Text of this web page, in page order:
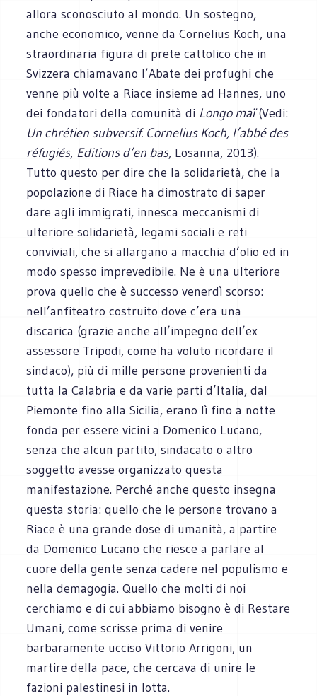
allora sconosciuto al mondo. Un sostegno,
anche economico, venne da Cornelius Koch, una
straordinaria figura di prete cattolico che in
Svizzera chiamavano l’Abate dei profughi che
venne più volte a Riace insieme ad Hannes, uno
dei fondatori della comunità di Longo maï(Vedi:
Un chrétien subversif. Cornelius Koch, l’abbé des
réfugiés, Editions d’en bas, Losanna, 2013).
Tutto questo per dire che la solidarietà, che la
popolazione di Riace ha dimostrato di saper
dare agli immigrati, innesca meccanismi di
ulteriore solidarietà, legami sociali e reti
conviviali, che si allargano a macchia d’olio ed in
modo spesso imprevedibile. Ne è una ulteriore
prova quello che è successo venerdì scorso:
nell’anfiteatro costruito dove c’era una
discarica (grazie anche all’impegno dell’ex
assessore Tripodi, come ha voluto ricordare il
sindaco), più di mille persone provenienti da
tutta la Calabria e da varie parti d’Italia, dal
Piemonte fino alla Sicilia, erano lì fino a notte
fonda per essere vicini a Domenico Lucano,
senza che alcun partito, sindacato o altro
soggetto avesse organizzato questa
manifestazione. Perché anche questo insegna
questa storia: quello che le persone trovano a
Riace è una grande dose di umanità, a partire
da Domenico Lucano che riesce a parlare al
cuore della gente senza cadere nel populismo e
nella demagogia. Quello che molti di noi
cerchiamo e di cui abbiamo bisogno è di Restare
Umani, come scrisse prima di venire
barbaramente ucciso Vittorio Arrigoni, un
martire della pace, che cercava di unire le
fazioni palestinesi in lotta.